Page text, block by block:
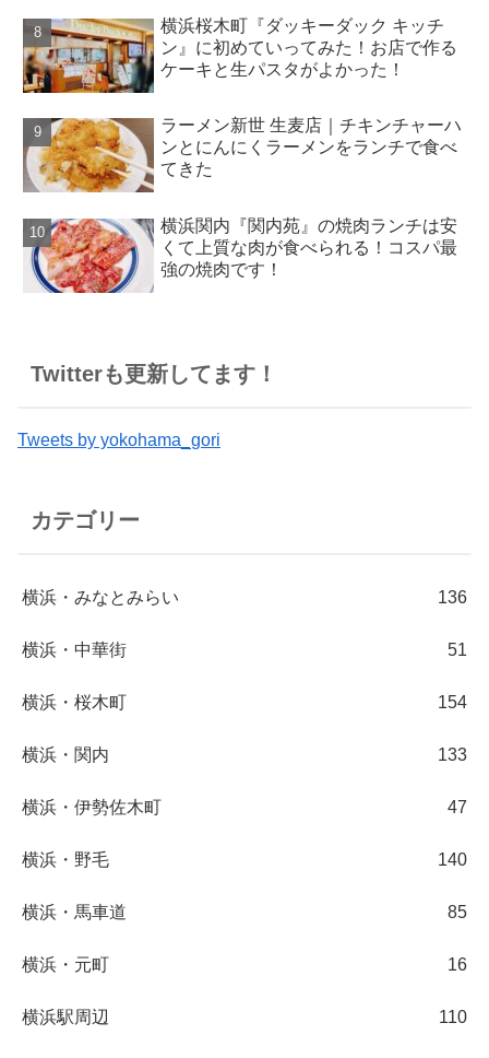
横浜桜木町『ダッキーダック キッチ
ン』に初めていってみた！お店で作る
ケーキと生パスタがよかった！
ラーメン新世 生麦店｜チキンチャーハ
ンとにんにくラーメンをランチで食べ
てきた
横浜関内『関内苑』の焼肉ランチは安
くて上質な肉が食べられる！コスパ最
強の焼肉です！
Twitterも更新してます！
Tweets by yokohama_gori
カテゴリー
横浜・みなとみらい 136
横浜・中華街 51
横浜・桜木町 154
横浜・関内 133
横浜・伊勢佐木町 47
横浜・野毛 140
横浜・馬車道 85
横浜・元町 16
横浜駅周辺 110